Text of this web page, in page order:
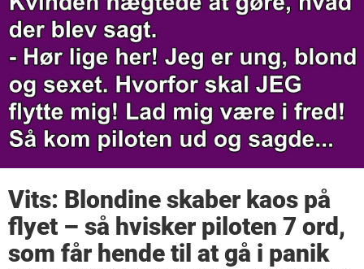
Vits: Blondine skaber kaos på
flyet – så hvisker piloten 7 ord,
som får hende til at gå i panik